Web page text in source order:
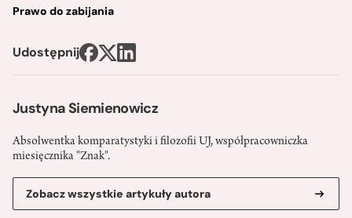
Justyna Siemienowicz
Absolwentka komparatystyki i filozofii UJ, współpracowniczka
miesięcznika "Znak".
Zobacz wszystkie artykuły autora
Prawo do zabijania
Udostępnij